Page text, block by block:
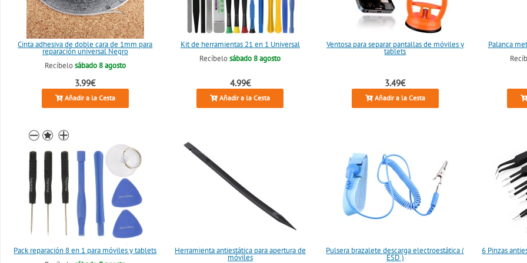
Cinta adhesiva de doble cara de 1mm para
reparación universal Negro
Recíbelosábado 8 agosto
3.99€
Añadir a la Cesta
Kit de herramientas 21 en 1 Universal
Recíbelosábado 8 agosto
4.99€
Añadir a la Cesta
Ventosa para separar pantallas de móviles y
tablets
3.49€
Añadir a la Cesta
Palanca
Pack reparación 8 en 1 para móviles y tablets
Herramienta antiestática para apertura de
móviles
Pulsera brazalete descarga electroestática (
ESD )
6 Pinzas